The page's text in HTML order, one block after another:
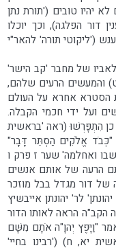
יהיו טובים ('תורת נתן
דור הפלגה), וכך יוכלו
('ליקוטי תורה' להאר"י
של מחבר 'קב הישר'
והמעשים הרעים שלהם,
הסטרא אחרא על העולם
ועל ידי חכמי הקבלה.
הִתְפָּרְשׁוּ (ראה 'בראשית
אֱלֹקִים הַסְתֵּר דָּבָר"
ואחלמה' שער ז פרק ו
הרעה של אותם אנשים
של דור מגדל בבל מוזכר
לר' יהונתן אייבשיץ
הקב"ה הראה לאותו הדור
"וַיָּפֶץ יְהוָ"ה אֹתָם מִשָּׁם
יא, ח) ('רבינו בחיי'